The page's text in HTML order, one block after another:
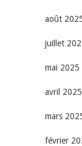
août
juillet
mai 2025
avril 2025
mars
février